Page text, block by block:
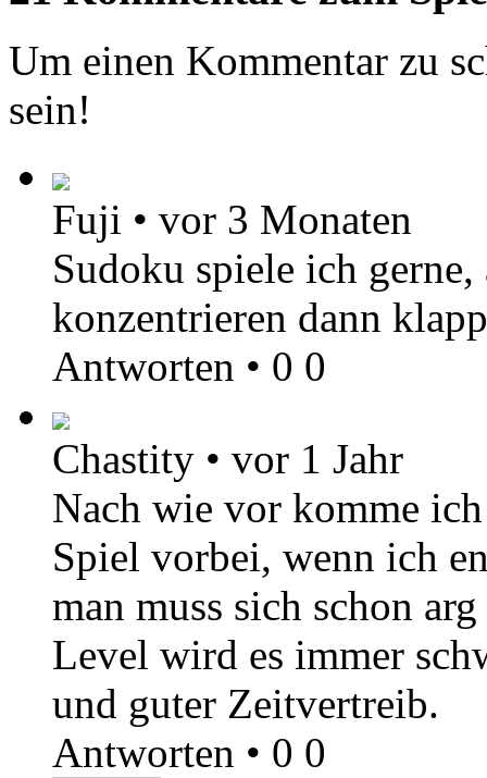
Um einen Kommentar zu
sein!
Fuji • vor 3 Monaten
Sudoku spiele ich
konzentrieren dann
Antworten • 0 0
Chastity • vor 1 Jahr
Nach wie vor komme
Spiel vorbei, wenn ich
man muss sich schon
Level wird es immer
und guter Zeitvertreib.
Antworten • 0 0